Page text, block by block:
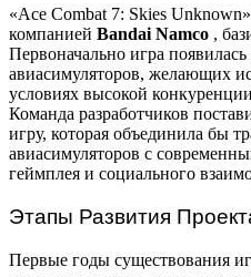
«Ace Combat 7: Skies
компанией Bandai Namco ,
Первоначально игра
авиасимуляторов, желающих
условиях высокой
Команда разработчиков
игру, которая объединила бы
авиасимуляторов с
геймплея и социального
Этапы Развития
Первые годы существования